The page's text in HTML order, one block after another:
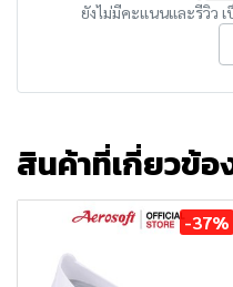
ยังไม่มีคะแนนและรีวิว
สินค้าที่เกี่ยวข้อ
-37%